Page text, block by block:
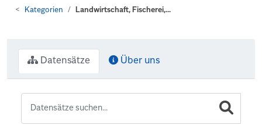
Kategorien Landwirtschaft, Fischerei,...
Datensätze Über uns